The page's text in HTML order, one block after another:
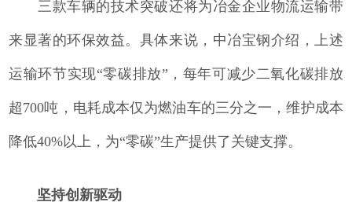
三款车辆的技术突破还将为冶金企业物流运输带
来显著的环保效益。具体来说，中冶宝钢介绍，上述
运输环节实现“零碳排放”，每年可减少二氧化碳排放
超700吨，电耗成本仅为燃油车的三分之一，维护成本
降低40%以上，为“零碳”生产提供了关键支撑。
坚持创新驱动